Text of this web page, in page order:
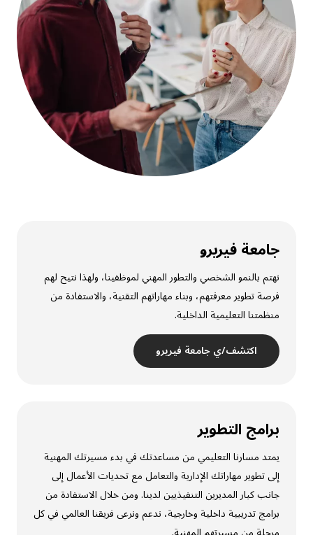
جامعة فيريرو
نهتم بالنمو الشخصي والتطور المهني لموظفينا، ولهذا نتيح لهم
فرصة تطوير معرفتهم، وبناء مهاراتهم التقنية، والاستفادة من
منظمتنا التعليمية الداخلية.
اكتشف/ي جامعة فيريرو
برامج التطوير
يمتد مسارنا التعليمي من مساعدتك في بدء مسيرتك المهنية
إلى تطوير مهاراتك الإدارية والتعامل مع تحديات الأعمال إلى
جانب كبار المديرين التنفيذيين لدينا. ومن خلال الاستفادة من
برامج تدريبية داخلية وخارجية، ندعم ونرعى فريقنا العالمي في كل